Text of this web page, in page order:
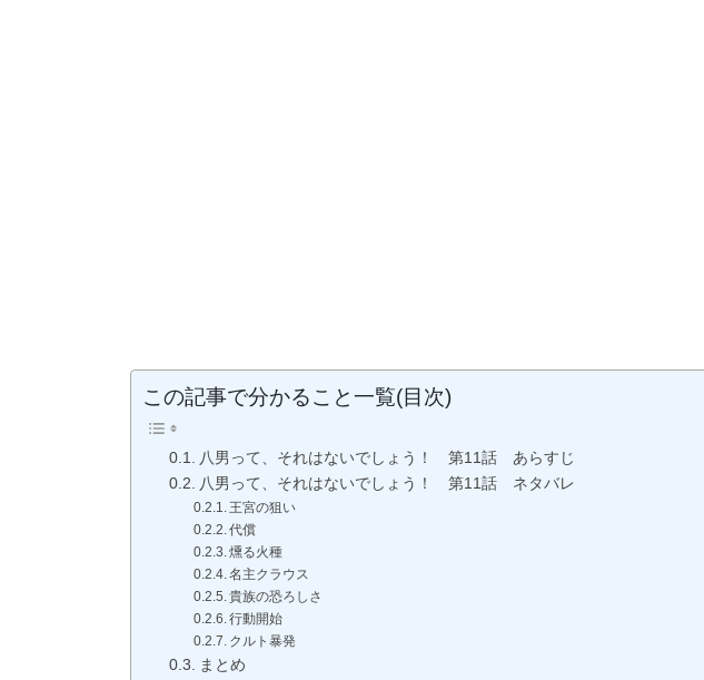
この記事で分かること一覧(目次)
八男って、それはないでしょう！ 第11話 あらすじ
八男って、それはないでしょう！ 第11話 ネタバレ
王宮の狙い
代償
燻る火種
名主クラウス
貴族の恐ろしさ
行動開始
クルト暴発
まとめ